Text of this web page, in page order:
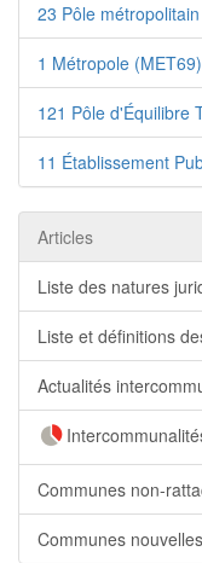
23 Pôle
1 Métropole (MET69)
121 Pôle d'Équilibre
11 Établissement
Articles
Liste des natures
Liste et définitions
Actualités
Communes non-
Communes nouvelles